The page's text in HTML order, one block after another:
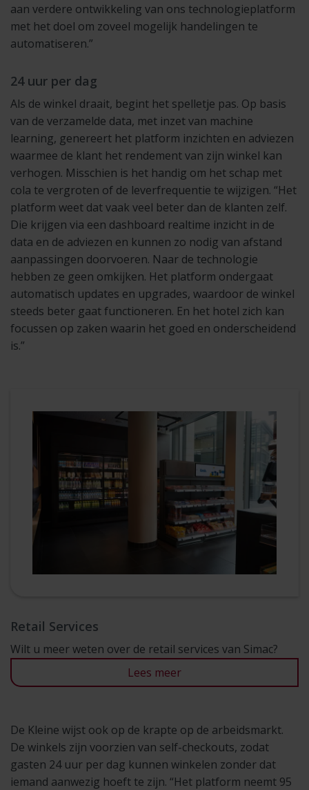
aan verdere ontwikkeling van ons technologieplatform
met het doel om zoveel mogelijk handelingen te
automatiseren.”
24 uur per dag
Als de winkel draait, begint het spelletje pas. Op basis
van de verzamelde data, met inzet van machine
learning, genereert het platform inzichten en adviezen
waarmee de klant het rendement van zijn winkel kan
verhogen. Misschien is het handig om het schap met
cola te vergroten of de leverfrequentie te wijzigen. “Het
platform weet dat vaak veel beter dan de klanten zelf.
Die krijgen via een dashboard realtime inzicht in de
data en de adviezen en kunnen zo nodig van afstand
aanpassingen doorvoeren. Naar de technologie
hebben ze geen omkijken. Het platform ondergaat
automatisch updates en upgrades, waardoor de winkel
steeds beter gaat functioneren. En het hotel zich kan
focussen op zaken waarin het goed en onderscheidend
is.”
Retail Services
Wilt u meer weten over de retail services van Simac?
Lees meer
De Kleine wijst ook op de krapte op de arbeidsmarkt.
De winkels zijn voorzien van self-checkouts, zodat
gasten 24 uur per dag kunnen winkelen zonder dat
iemand aanwezig hoeft te zijn. “Het platform neemt 95